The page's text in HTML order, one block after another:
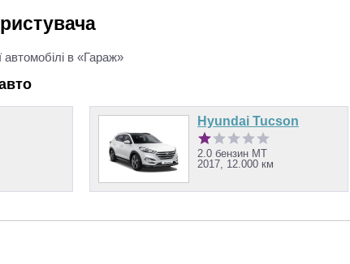
в «Гараж»
Hyundai Tucson
2.0 бензин MT
2017, 12.000 км